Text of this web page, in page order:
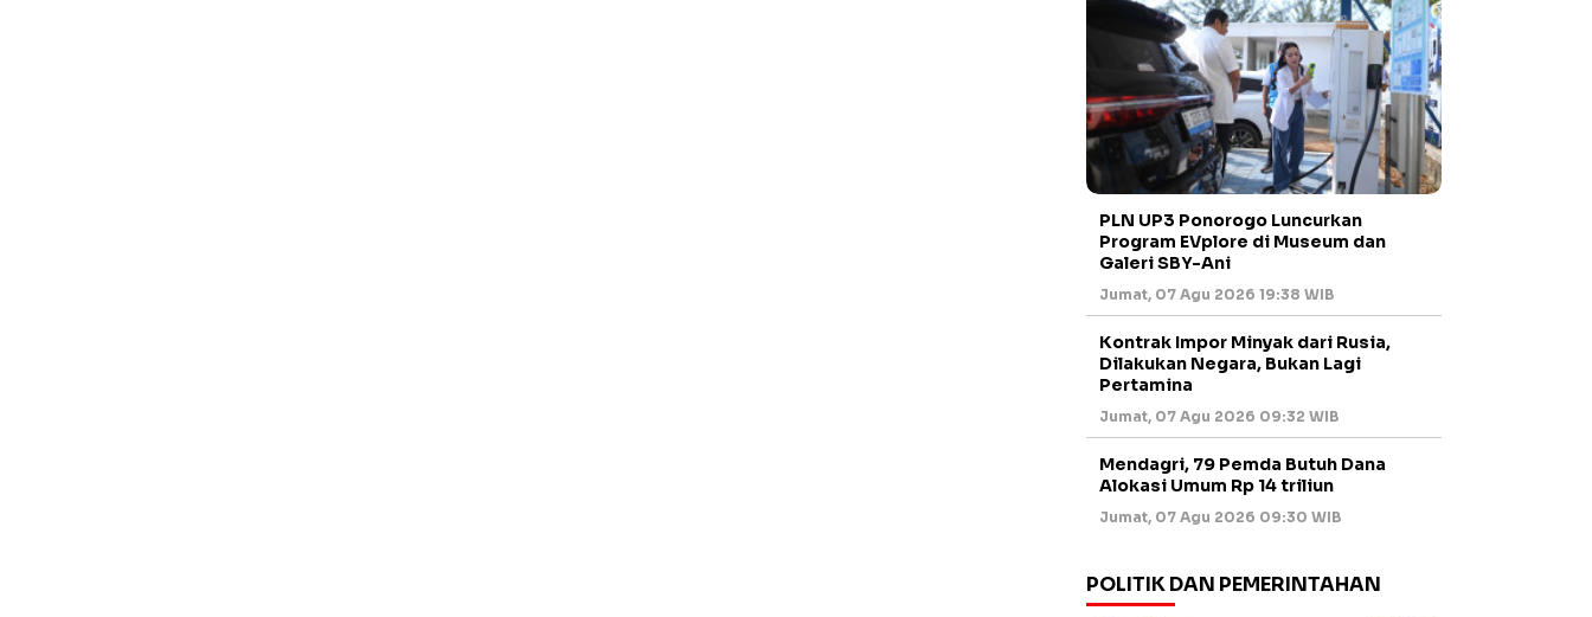
PLN UP3 Ponorogo Luncurkan
Program EVplore di Museum dan
Galeri SBY-Ani
Jumat, 07 Agu 2026 19:38 WIB
Kontrak Impor Minyak dari Rusia,
Dilakukan Negara, Bukan Lagi
Pertamina
Jumat, 07 Agu 2026 09:32 WIB
Mendagri, 79 Pemda Butuh Dana
Alokasi Umum Rp 14 triliun
Jumat, 07 Agu 2026 09:30 WIB
POLITIK DAN PEMERINTAHAN